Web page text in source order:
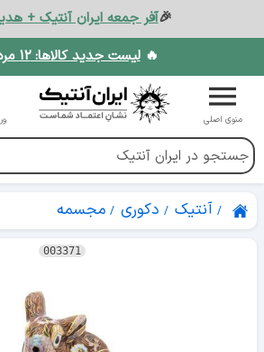
🎉آفر جمعه ایران آنتیک +
🔥لیست جدید کالاها: ۱۲ مرداد
منوی اصلی
آنتیک دکوری مجسمه
003371